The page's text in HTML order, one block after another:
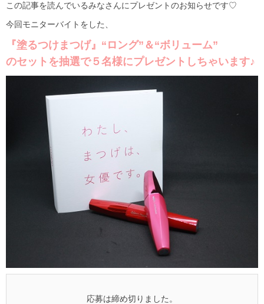
この記事を読んでいるみなさんにプレゼントのお知らせです♡
今回モニターバイトをした、
『塗るつけまつげ』“ロング”＆“ボリューム”
のセットを抽選で５名様にプレゼントしちゃいます♪
応募は締め切りました。